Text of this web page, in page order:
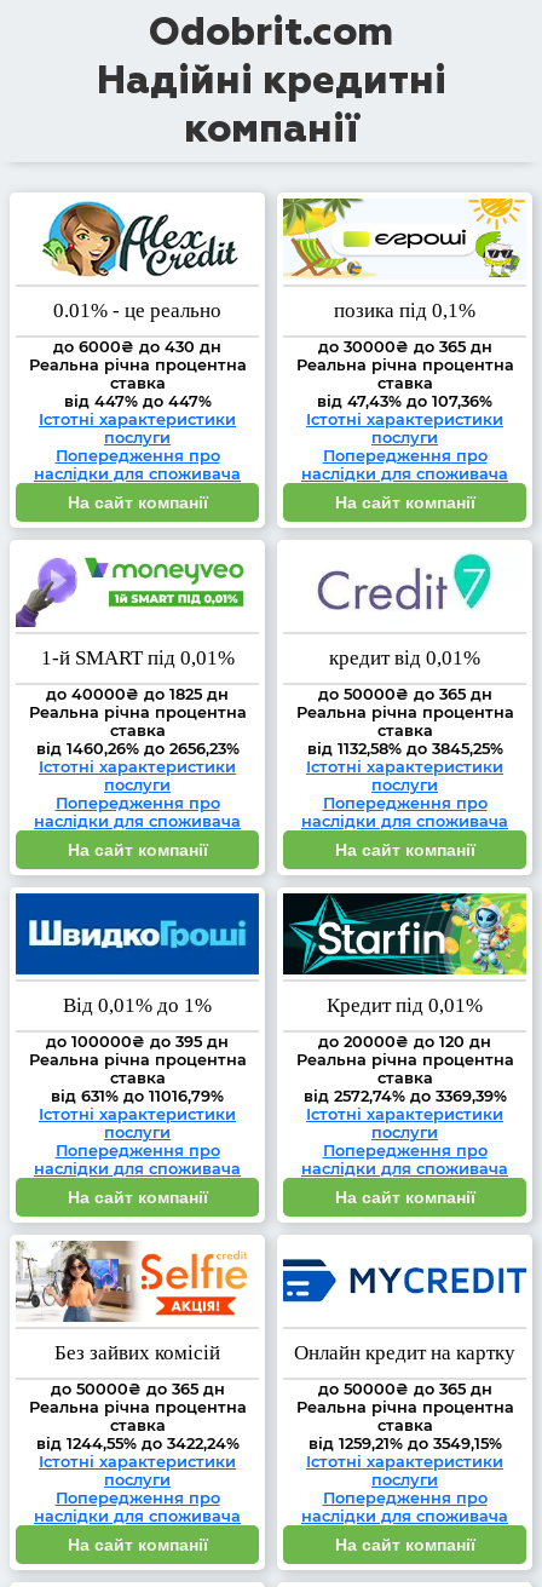
Odobrit.com
Надійні кредитні
компанії
0.01% - це реально
до 6000₴ до 430 дн
Реальна річна процентна
ставка
від 447% до 447%
Істотні характеристики
послуги
Попередження про
наслідки для споживача
На сайт компанії
позика під 0,1%
до 30000₴ до 365 дн
Реальна річна процентна
ставка
від 47,43% до 107,36%
Істотні характеристики
послуги
Попередження про
наслідки для споживача
На сайт компанії
1-й SMART під 0,01%
до 40000₴ до 1825 дн
Реальна річна процентна
ставка
від 1460,26% до 2656,23%
Істотні характеристики
послуги
Попередження про
наслідки для споживача
На сайт компанії
кредит від 0,01%
до 50000₴ до 365 дн
Реальна річна процентна
ставка
від 1132,58% до 3845,25%
Істотні характеристики
послуги
Попередження про
наслідки для споживача
На сайт компанії
Від 0,01% до 1%
до 100000₴ до 395 дн
Реальна річна процентна
ставка
від 631% до 11016,79%
Істотні характеристики
послуги
Попередження про
наслідки для споживача
На сайт компанії
Кредит під 0,01%
до 20000₴ до 120 дн
Реальна річна процентна
ставка
від 2572,74% до 3369,39%
Істотні характеристики
послуги
Попередження про
наслідки для споживача
На сайт компанії
Без зайвих комісій
до 50000₴ до 365 дн
Реальна річна процентна
ставка
від 1244,55% до 3422,24%
Істотні характеристики
послуги
Попередження про
наслідки для споживача
На сайт компанії
Онлайн кредит на картку
до 50000₴ до 365 дн
Реальна річна процентна
ставка
від 1259,21% до 3549,15%
Істотні характеристики
послуги
Попередження про
наслідки для споживача
На сайт компанії